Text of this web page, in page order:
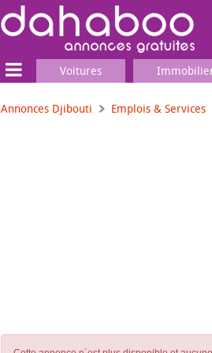
Voitures
Annonces Djibouti Emplois & Services